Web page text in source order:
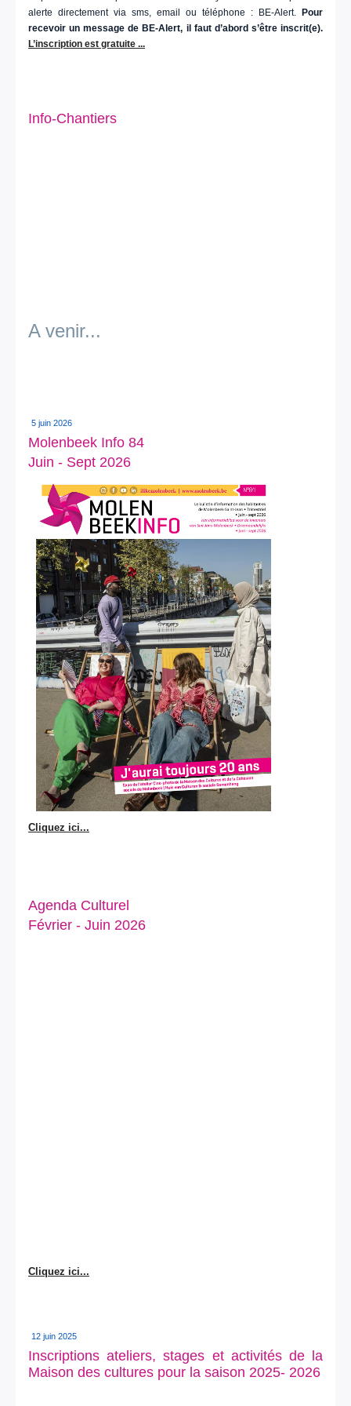
alerte directement via sms, email ou téléphone : BE-Alert.
Pour
recevoir un message de BE-Alert, il faut d’abord s’être inscrit(e).
L’inscription est gratuite ...
Info-Chantiers
A venir...
5 juin 2026
Molenbeek Info 84
Juin - Sept 2026
Cliquez ici...
Agenda Culturel
Février - Juin 2026
Cliquez ici...
12 juin 2025
Inscriptions ateliers, stages et activités de la
Maison des cultures pour la saison 2025- 2026